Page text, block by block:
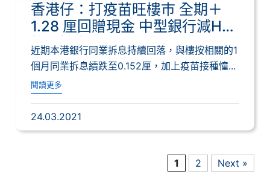
香港仔：打疫苗旺樓巿 全期＋
1.28 厘回贈現金 中型銀行減H
按鬥搶客
近期本港銀行同業拆息持續回落，與樓按相關的1
個月同業拆息續跌至0.152厘，加上疫苗接種憧...
閱讀更多
24.03.2021
1 2 Next »